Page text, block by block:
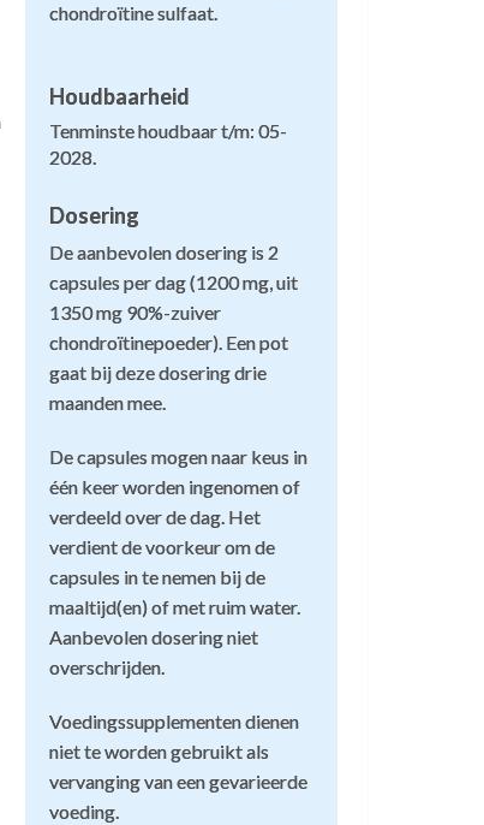
chondroïtine sulfaat.
Houdbaarheid
Tenminste houdbaar t/m: 05-
2028.
Dosering
De aanbevolen dosering is 2
capsules per dag (1200 mg, uit
1350 mg 90%-zuiver
chondroïtinepoeder). Een pot
gaat bij deze dosering drie
maanden mee.
De capsules mogen naar keus in
één keer worden ingenomen of
verdeeld over de dag. Het
verdient de voorkeur om de
capsules in te nemen bij de
maaltijd(en) of met ruim water.
Aanbevolen dosering niet
overschrijden.
Voedingssupplementen dienen
niet te worden gebruikt als
vervanging van een gevarieerde
voeding.
BSE ziekte? Is dit wel veilig.
studies gebruikt
met melk tot categorie IV
Met andere woorden, de
Dit is een van de
het eindproduct BSE-vrij is.
en is er een
deze chondroitine bevatten.